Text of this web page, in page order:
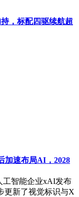
，标配四驱续航超
加速布局AI，2028
工智能企业xAI发布
更新了视觉标识与X